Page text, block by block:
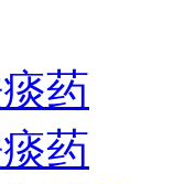
药
药